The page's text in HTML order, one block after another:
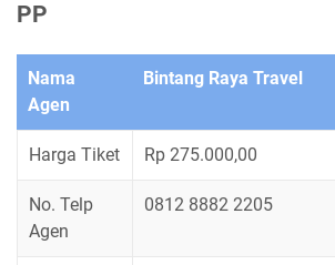
PP
Nama
Agen
Bintang Raya Travel
Harga Tiket Rp 275.000,00
No. Telp
Agen
0812 8882 2205